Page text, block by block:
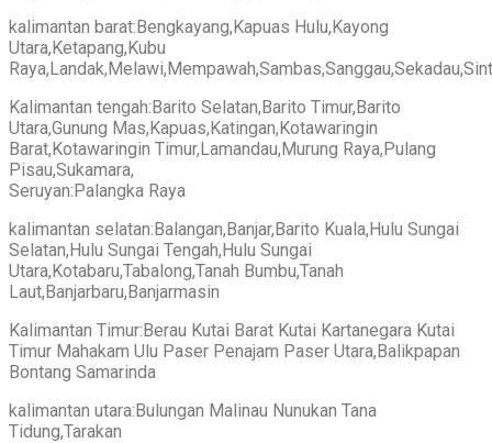
kalimantan barat:Bengkayang,Kapuas Hulu,Kayong
Utara,Ketapang,Kubu
Kalimantan tengah:Barito Selatan,Barito Timur,Barito
Utara,Gunung Mas,Kapuas,Katingan,Kotawaringin
Barat,Kotawaringin Timur,Lamandau,Murung Raya,Pulang
Pisau,Sukamara,
Seruyan:Palangka Raya
kalimantan selatan:Balangan,Banjar,Barito Kuala,Hulu Sungai
Selatan,Hulu Sungai Tengah,Hulu Sungai
Utara,Kotabaru,Tabalong,Tanah Bumbu,Tanah
Laut,Banjarbaru,Banjarmasin
Kalimantan Timur:Berau Kutai Barat Kutai Kartanegara Kutai
Timur Mahakam Ulu Paser Penajam Paser Utara,Balikpapan
Bontang Samarinda
kalimantan utara:Bulungan Malinau Nunukan Tana
Tidung,Tarakan